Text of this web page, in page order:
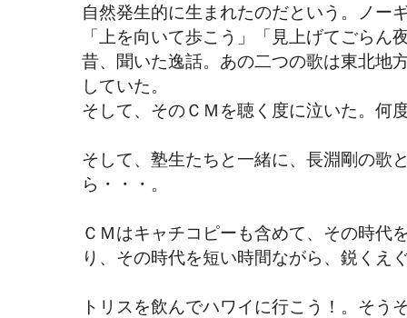
自然発生的に生まれたのだという。ノー
「上を向いて歩こう」「見上げてごらん
昔、聞いた逸話。あの二つの歌は東北地
していた。
そして、そのＣＭを聴く度に泣いた。何
そして、塾生たちと一緒に、長淵剛の歌
ら・・・。
ＣＭはキャチコピーも含めて、その時代
り、その時代を短い時間ながら、鋭くえ
トリスを飲んでハワイに行こう！。そう